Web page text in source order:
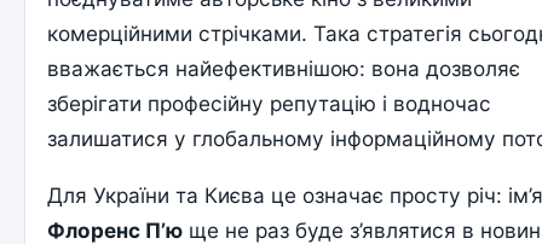
комерційними стрічками. Така стратегія
вважається найефективнішою: вона дозволяє
зберігати професійну репутацію і водночас
залишатися у глобальному інформаційному
Для України та Києва це означає просту річ:
Флоренс П’ю ще не раз буде з’являтися в